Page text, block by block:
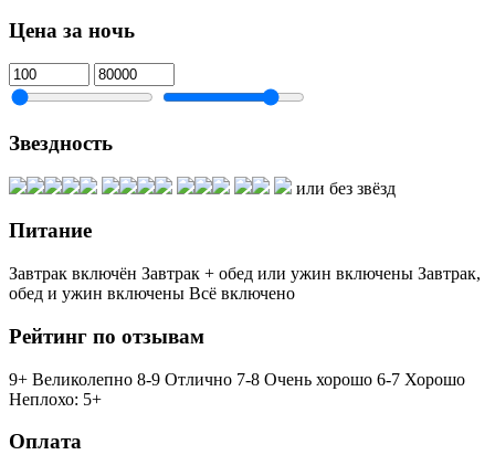
Цена за ночь
Звездность
или без звёзд
Питание
Завтрак включён Завтрак + обед или ужин включены Завтрак,
обед и ужин включены Всё включено
Рейтинг по отзывам
9+ Великолепно 8-9 Отлично 7-8 Очень хорошо 6-7 Хорошо
Неплохо: 5+
Оплата